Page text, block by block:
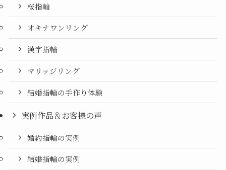
桜指輪
オキナワンリング
漢字指輪
マリッジリング
結婚指輪の手作り体験
実例作品＆お客様の声
婚約指輪の実例
結婚指輪の実例